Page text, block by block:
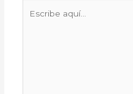
aquí...